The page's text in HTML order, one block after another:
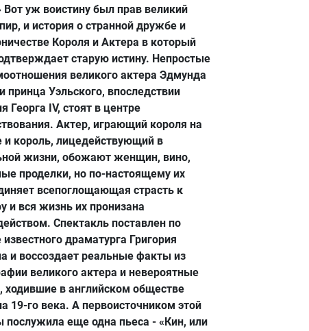
Вот уж воистину был прав великий
и история о странной дружбе и
Короля и Актера в который
старую истину. Непростые
великого актера Эдмунда
принца Уэльского, впоследствии
Георга IV, стоят в центре
Актер, играющий короля на
и король, лицедействующий в
жизни, обожают женщин, вино,
проделки, но по-настоящему их
всепоглощающая страсть к
и вся жизнь их пронизана
Спектакль поставлен по
известного драматурга Григория
и воссоздает реальные факты из
великого актера и невероятные
ходившие в английском обществе
19-го века. А первоисточником этой
послужила еще одна пьеса - «Кин, или